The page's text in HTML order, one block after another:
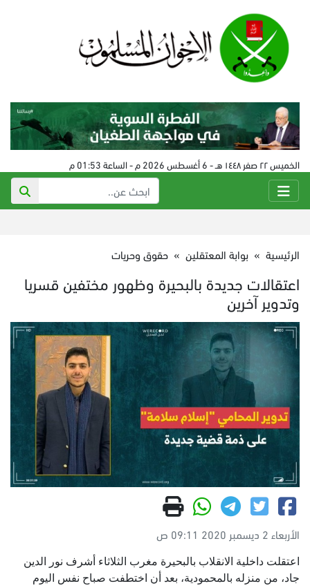
الخميس ٢٢ صفر ١٤٤٨ هـ - 6 أغسطس 2026 م - الساعة 01:53 م
الرئيسية » بوابة المعتقلين » حقوق وحريات
اعتقالات جديدة بالبحيرة وظهور مختفين قسريا
وتدوير آخرين
الأربعاء 2 ديسمبر 2020 09:11 ص
اعتقلت داخلية الانقلاب بالبحيرة مغرب الثلاثاء أشرف نور الدين
جاد، من منزله بالمحمودية، بعد أن اختطفت صباح نفس اليوم